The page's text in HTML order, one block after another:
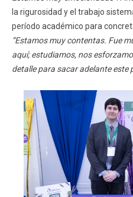
la rigurosidad y el trabajo
período académico para
“Estamos muy contentas. Fue
aquí; estudiamos, nos
detalle para sacar adelante este